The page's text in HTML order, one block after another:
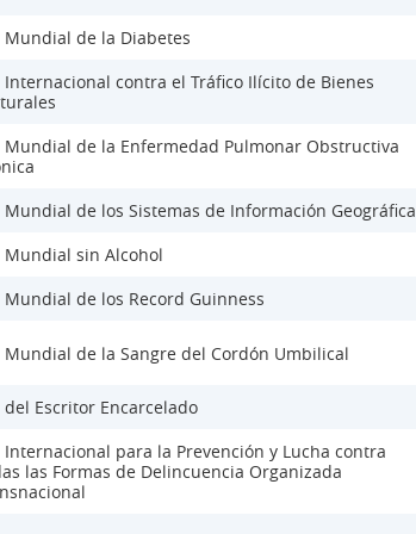
Mundial de la Diabetes
Internacional contra el Tráfico Ilícito de Bienes
Mundial de la Enfermedad Pulmonar Obstructiva
Mundial de los Sistemas de Información Geográfica
Mundial sin Alcohol
Mundial de los Record Guinness
Mundial de la Sangre del Cordón Umbilical
del Escritor Encarcelado
Internacional para la Prevención y Lucha contra
las Formas de Delincuencia Organizada